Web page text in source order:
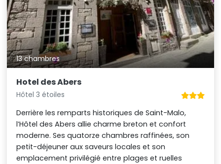
13 chambres
Hotel des Abers
Hôtel 3 étoiles
Derrière les remparts historiques de Saint-Malo,
l’Hôtel des Abers allie charme breton et confort
moderne. Ses quatorze chambres raffinées, son
petit-déjeuner aux saveurs locales et son
emplacement privilégié entre plages et ruelles